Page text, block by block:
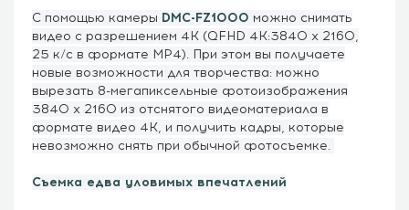
С помощью камеры DMC-FZ1000 можно снимать
видео с разрешением 4К (QFHD 4K:3840 х 2160,
25 к/с в формате MP4). При этом вы получаете
новые возможности для творчества: можно
вырезать 8-мегапиксельные фотоизображения
3840 х 2160 из отснятого видеоматериала в
формате видео 4К, и получить кадры, которые
невозможно снять при обычной фотосъемке.
Съемка едва уловимых впечатлений